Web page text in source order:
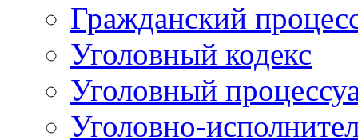
Гражданский
Уголовный кодекс
Уголовный
Уголовно-